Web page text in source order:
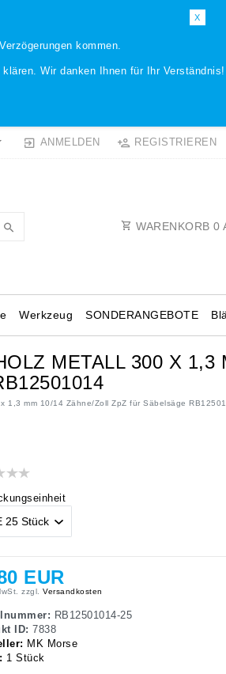
X
kommen.
klären. Wir danken Ihnen für Ihr Verständnis!
ANMELDEN REGISTRIEREN
WARENKORB 0
Werkzeug SONDERANGEBOTE
METALL 300 X 1,3
1,3 mm 10/14 Zähne/Zoll ZpZ für Säbelsäge
EUR
zzgl. Versandkosten
RB12501014-25
ID: 7838
MK Morse
1 Stück